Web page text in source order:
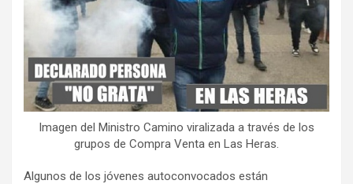
Imagen del Ministro Camino viralizada a través de los
grupos de Compra Venta en Las Heras.
Algunos de los jóvenes autoconvocados están